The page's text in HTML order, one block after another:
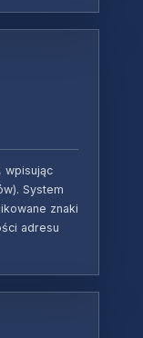
wpisując
System
znaki
adresu